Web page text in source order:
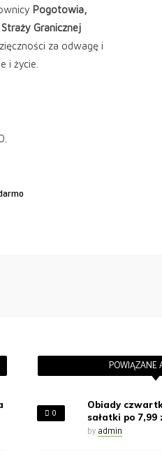
Pogotowia,
Granicznej
za odwagę i
i życie.
POWIĄZANE
0
Obiady
sałatki po 7,99
by admin